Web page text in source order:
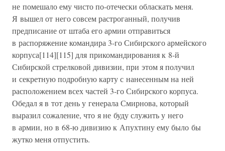
не помешало ему чисто по-отечески обласкать меня.
Я вышел от него совсем растроганный, получив
предписание от штаба его армии отправиться
в распоряжение командира 3-го Сибирского армейского
корпуса[114][115] для прикомандирования к 8-й
Сибирской стрелковой дивизии, при этом я получил
и секретную подробную карту с нанесенным на ней
расположением всех частей 3-го Сибирского корпуса.
Обедал я в тот день у генерала Смирнова, который
выразил сожаление, что я не буду служить у него
в армии, но в 68-ю дивизию к Апухтину ему было бы
жутко меня отпустить.